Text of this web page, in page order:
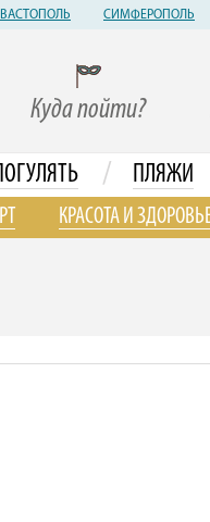
СИМФЕРОПОЛЬ
Куда пойти?
/ ПЛЯЖИ
КРАСОТА И